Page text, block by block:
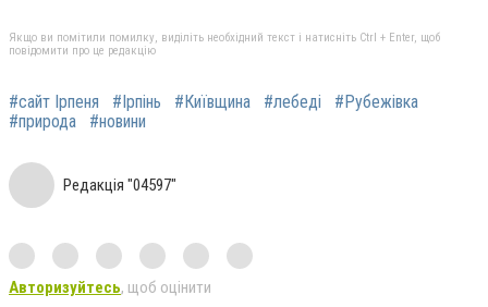
Якщо ви помітили помилку, виділіть необхідний текст і натисніть Ctrl + Enter, щоб
повідомити про це редакцію
#сайт Ірпеня #Ірпінь #Київщина #лебеді
#Рубежівка
#природа
#новини
Редакція "04597"
Авторизуйтесь, щоб оцінити